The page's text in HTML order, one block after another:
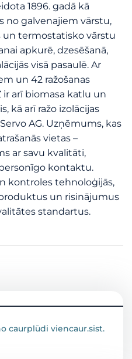
1896. gadā kā
no galvenajiem vārstu,
un termostatisko vārstu
apkurē, dzesēšanā,
visā pasaulē. Ar
un 42 ražošanas
ir arī biomasa katlu un
kā arī ražo izolācijas
AG. Uzņēmums, kas
vietas –
ar savu kvalitāti,
kontaktu.
kontroles tehnoloģijās,
un risinājumus
standartus.
caurplūdi viencaur.sist.